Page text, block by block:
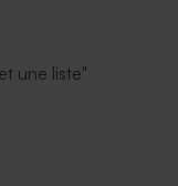
une liste"